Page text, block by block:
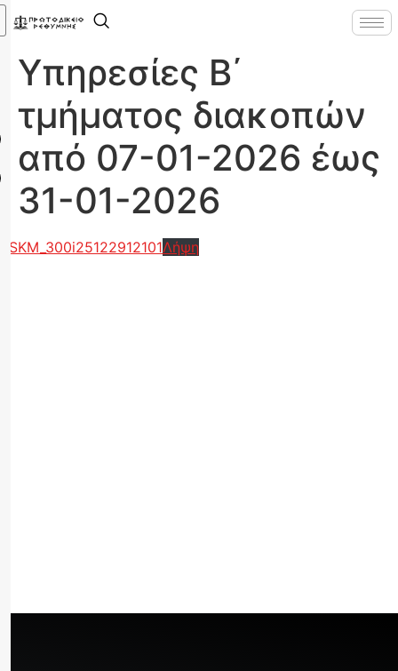
Υπηρεσίες Β΄
τμήματος διακοπών
από 07-01-2026 έως
31-01-2026
SKM_300i25122912101Λήψη